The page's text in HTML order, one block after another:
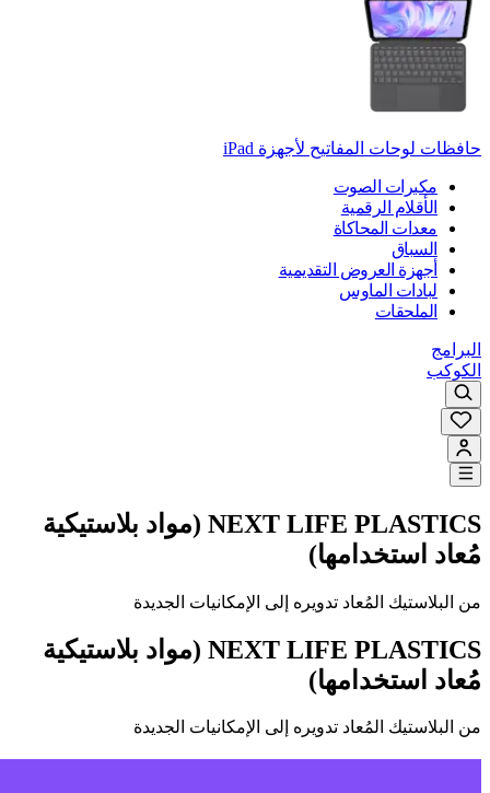
حافظات لوحات المفاتيح لأجهزة ‏iPad
مكبرات الصوت
الأقلام الرقمية
معدات المحاكاة
السباق
أجهزة العروض التقديمية
لبادات الماوس
الملحقات
البرامج
الكوكب
NEXT LIFE PLASTICS (مواد بلاستيكية
مُعاد استخدامها)
من البلاستيك المُعاد تدويره إلى الإمكانيات الجديدة
NEXT LIFE PLASTICS (مواد بلاستيكية
مُعاد استخدامها)
من البلاستيك المُعاد تدويره إلى الإمكانيات الجديدة